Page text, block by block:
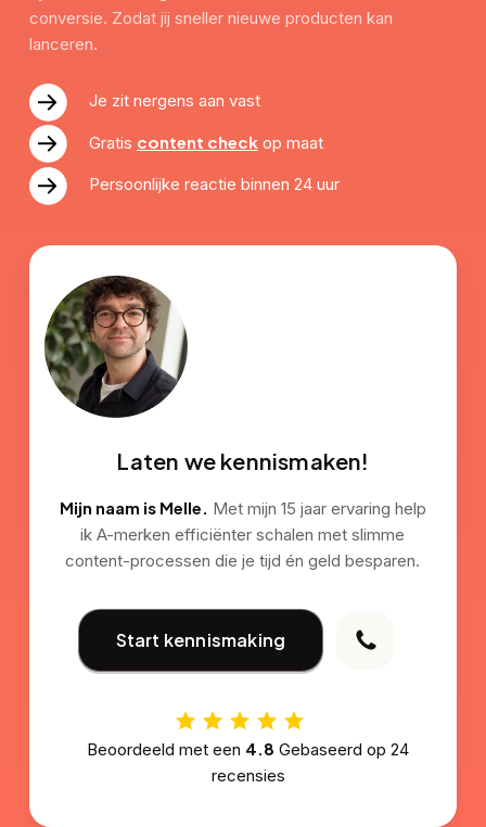
conversie. Zodat jij sneller nieuwe producten kan
lanceren.
Je zit nergens aan vast
Gratis content checkop maat
Persoonlijke reactie binnen 24 uur
Laten we kennismaken!
Mijn naam is Melle. Met mijn 15 jaar ervaring help
ik A-merken efficiënter schalen met slimme
content-processen die je tijd én geld besparen.
Start kennismaking
Beoordeeld met een 4.8 Gebaseerd op24
recensies